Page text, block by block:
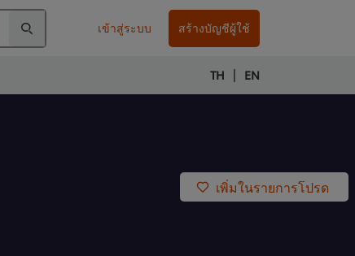
เข้าสู่ระบบ สร้างบัญชีผู้ใช้
TH | EN
เพิ่มในรายการโปรด